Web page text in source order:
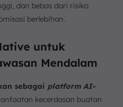
dan bebas dari risiko
berlebihan.
untuk
Mendalam
sebagai platform AI-
kecerdasan buatan